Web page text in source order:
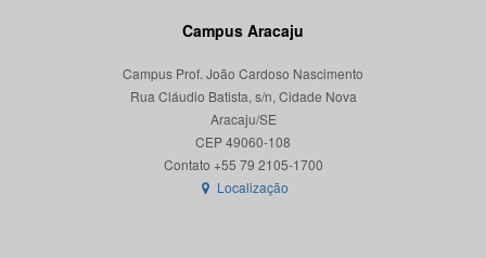
Campus Aracaju
Campus Prof. João Cardoso Nascimento
Rua Cláudio Batista, s/n, Cidade Nova
Aracaju/SE
CEP 49060-108
Localização